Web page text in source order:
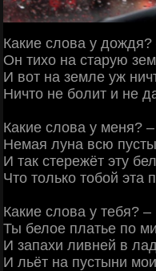
Какие слова у дождя?
Он тихо на старую
И вот на земле уж
Ничто не болит и не
Какие слова у меня?
Немая луна всю
И так стережёт эту
Что только тобой эта
Какие слова у тебя? –
Ты белое платье по
И запахи ливней в
И льёт на пустыни